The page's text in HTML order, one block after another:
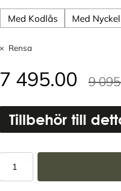
Med Kodlås Med
Rensa
7 495.00 9
Tillbehör till
Kontorsskåp